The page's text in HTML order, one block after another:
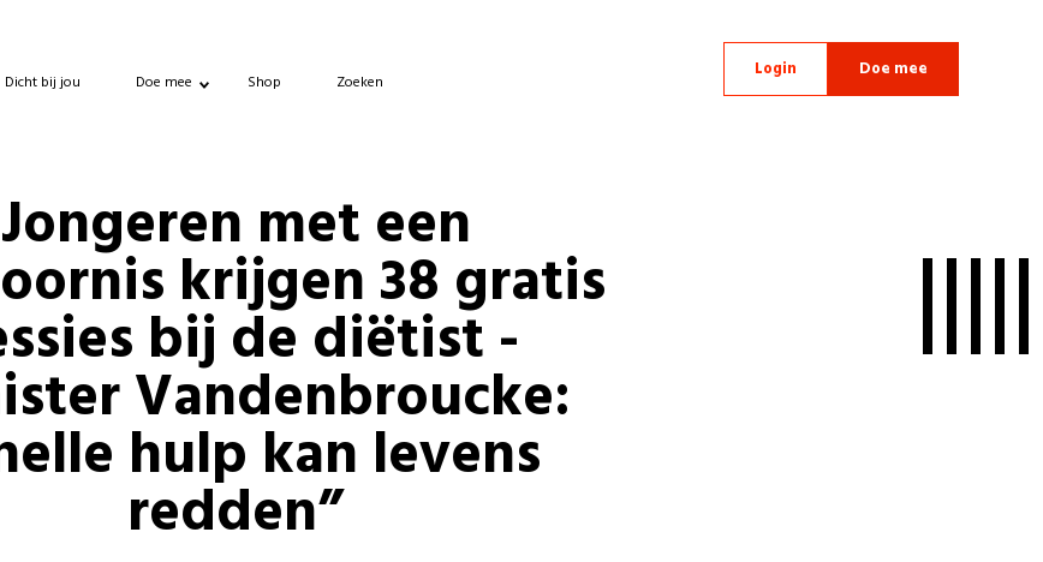
Dicht bij jou Doe mee Shop Zoeken
Login Doe mee
Jongeren met een
krijgen 38 gratis
bij de diëtist -
Vandenbroucke:
hulp kan levens
redden”